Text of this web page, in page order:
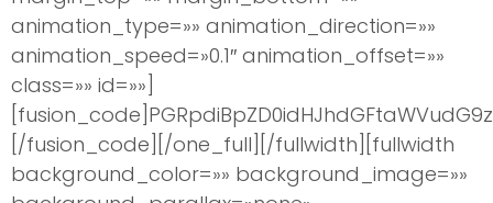
animation_type=»» animation_direction=»»
animation_speed=»0.1″ animation_offset=»»
class=»» id=»»]
[/fusion_code][/one_full][/fullwidth][fullwidth
background_color=»» background_image=»»